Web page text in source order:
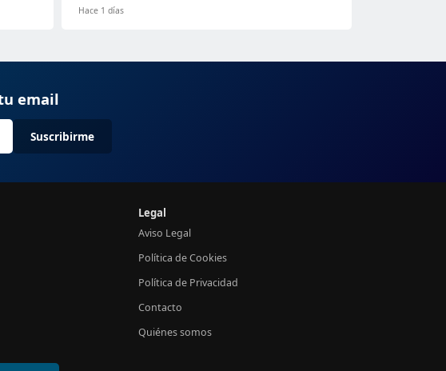
Hace 1 días
email
Suscribirme
Legal
Aviso Legal
Política de Cookies
Política de Privacidad
Contacto
Quiénes somos